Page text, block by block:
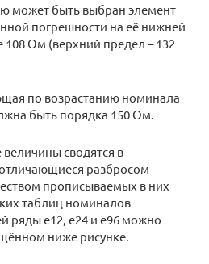
может быть выбран элемент
погрешности на её нижней
108 Ом (верхний предел – 132
по возрастанию номинала
быть порядка 150 Ом.
сводятся в
разбросом
прописываемых в них
таблиц номиналов
ряды е12, е24 и е96 можно
ниже рисунке.